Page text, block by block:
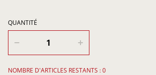
QUANTITÉ
NOMBRE D'ARTICLES RESTANTS : 0